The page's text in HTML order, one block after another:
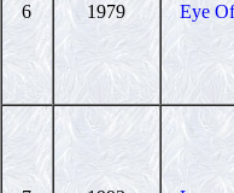
6 1979 Eye